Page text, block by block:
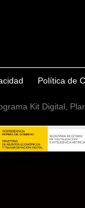
Política de
Kit Digital,